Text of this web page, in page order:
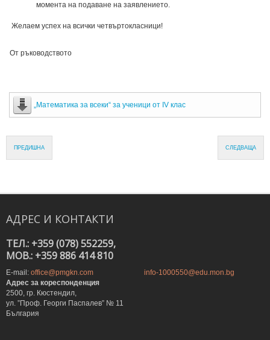
момента на подаване на заявлението.
Желаем успех на всички четвъртокласници!
От ръководството
„Математика за всеки“ за ученици от IV клас
ПРЕДИШНА СЛЕДВАЩА
АДРЕС И КОНТАКТИ
ТЕЛ.: +359 (078) 552259,
MOB.: +359 886 414 810
E-mail: office@pmgkn.com
info-1000550@edu.mon.bg
Адрес за кореспонденция
2500, гр. Кюстендил,
ул. ”Проф. Георги Паспалев” № 11
България